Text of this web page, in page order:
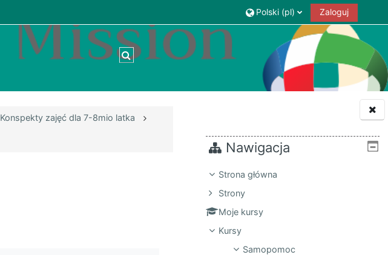
Nawigacja
Strona główna
Strony
Moje kursy
Kursy
Samopomoc
Polski ‎(pl)‎ Zaloguj
Przełącznik wyszukiwarki
Konspekty zajęć dla 7-8mio latka